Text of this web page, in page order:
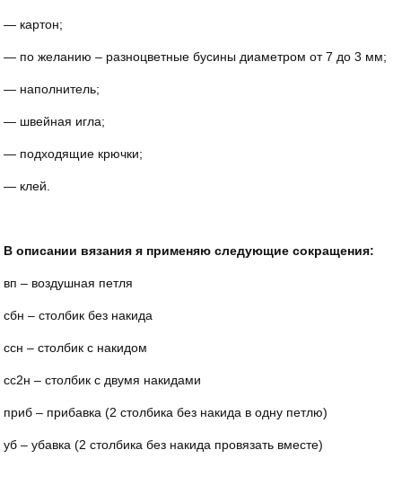
— картон;
— по желанию – разноцветные бусины диаметром от 7 до 3 мм;
— наполнитель;
— швейная игла;
— подходящие крючки;
— клей.
В описании вязания я применяю следующие сокращения:
вп – воздушная петля
сбн – столбик без накида
ссн – столбик с накидом
сс2н – столбик с двумя накидами
приб – прибавка (2 столбика без накида в одну петлю)
уб – убавка (2 столбика без накида провязать вместе)